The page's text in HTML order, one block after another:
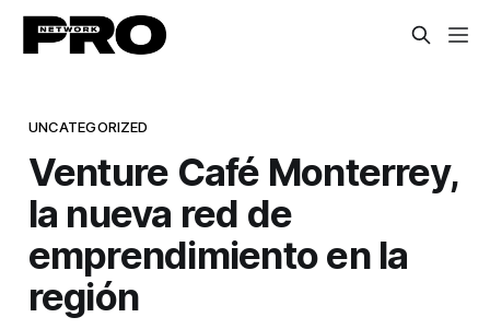
UNCATEGORIZED
Venture Café Monterrey,
la nueva red de
emprendimiento en la
región